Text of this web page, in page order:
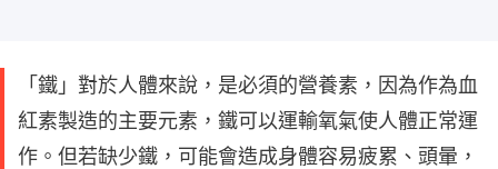
「鐵」對於人體來說，是必須的營養素，因為作為血
紅素製造的主要元素，鐵可以運輸氧氣使人體正常運
作。但若缺少鐵，可能會造成身體容易疲累、頭暈，